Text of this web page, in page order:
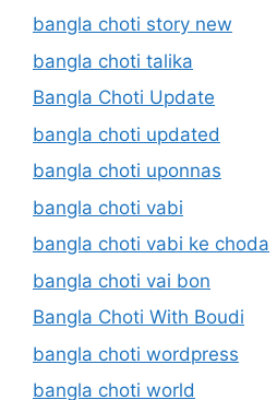
bangla choti story new
bangla choti talika
Bangla Choti Update
bangla choti updated
bangla choti uponnas
bangla choti vabi
bangla choti vabi ke choda
bangla choti vai bon
Bangla Choti With Boudi
bangla choti wordpress
bangla choti world